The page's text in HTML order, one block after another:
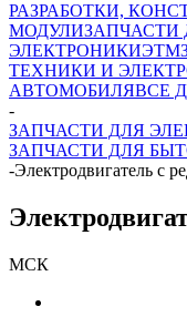
РАЗРАБОТКИ,
МОДУЛИЗАПЧАСТИ
ЭЛЕКТРОНИКИЭТМ
ТЕХНИКИ И
АВТОМОБИЛЯВСЕ
-
ЗАПЧАСТИ ДЛЯ
ЗАПЧАСТИ ДЛЯ
-Электродвигатель с
МСК